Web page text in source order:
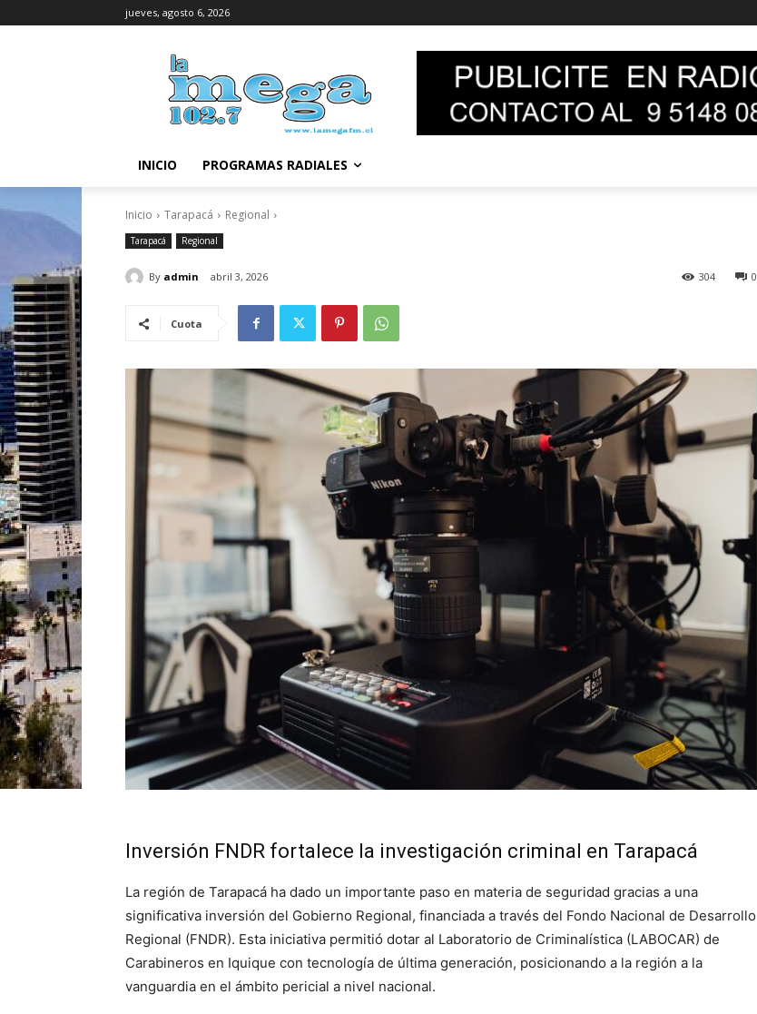
jueves, agosto 6, 2026
INICIO PROGRAMAS RADIALES
Inicio Tarapacá Regional
Tarapacá Regional
By admin abril 3, 2026 0
304
Cuota
Inversión FNDR fortalece la investigación criminal en Tarapacá
La región de Tarapacá ha dado un importante paso en materia de seguridad gracias a una
significativa inversión del Gobierno Regional, financiada a través del Fondo Nacional de Desarrollo
Regional (FNDR). Esta iniciativa permitió dotar al Laboratorio de Criminalística (LABOCAR) de
Carabineros en Iquique con tecnología de última generación, posicionando a la región a la
vanguardia en el ámbito pericial a nivel nacional.